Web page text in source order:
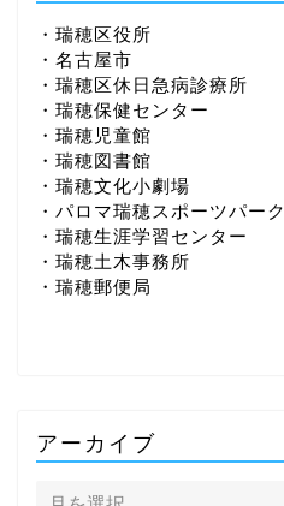
・瑞穂区役所
・名古屋市
・瑞穂区休日急病診療所
・瑞穂保健センター
・瑞穂児童館
・瑞穂図書館
・瑞穂文化小劇場
・パロマ瑞穂スポーツパーク
・瑞穂生涯学習センター
・瑞穂土木事務所
・瑞穂郵便局
アーカイブ